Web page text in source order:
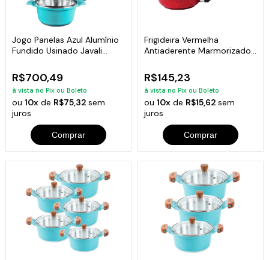
Jogo Panelas Azul Alumínio
Fundido Usinado Javali
R$700,49
à vista no Pix ou Boleto
ou10x de R$75,32sem
juros
Comprar
Frigideira Vermelha
Antiaderente Marmorizado
R$145,23
à vista no Pix ou Boleto
ou 10xde R$15,62 sem
juros
Comprar